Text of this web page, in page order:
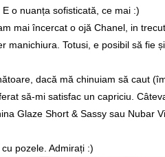
o nuanța sofisticată, ce mai :)
mai încercat o ojă Chanel, in
manichiura. Totusi, e posibil să fie
dacă mă chinuiam să caut
să-mi satisfac un capriciu.
Glaze Short & Sassy sau Nubar
pozele. Admirați :)